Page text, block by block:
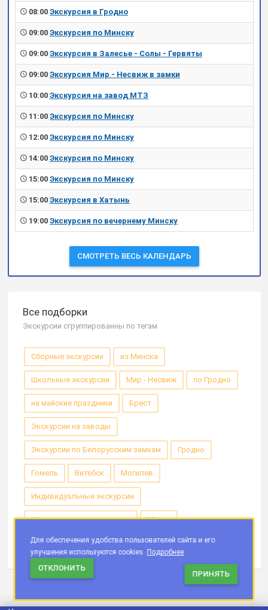
08:00 Экскурсия в Гродно
09:00 Экскурсия по Минску
09:00 Экскурсия в Залесье - Солы - Гервяты
09:00 Экскурсия Мир - Несвиж в замки
10:00 Экскурсия на завод МТЗ
11:00 Экскурсия по Минску
12:00 Экскурсия по Минску
14:00 Экскурсия по Минску
15:00 Экскурсия по Минску
15:00 Экскурсия в Хатынь
19:00 Экскурсия по вечернему Минску
СМОТРЕТЬ ВЕСЬ КАЛЕНДАРЬ
Все подборки
Экскурсии сгруппированны по тегам
Сборные экскурсии из Минска
Школьные экскурсии Мир - Несвиж по Гродно
на майские праздники Брест
Экскурсии на заводы
Экскурсии по Белорусским замкам Гродно
Гомель Витебск Могилев
Индивидуальные экскурсии
Корпоративные экскурсии Минск
Из Минска индивидуальные Новогодние экскурсии
Для обеспечения удобства пользователей сайта и его
улучшения используются cookies. Подробнее
ОТКЛОНИТЬ
ПРИНЯТЬ